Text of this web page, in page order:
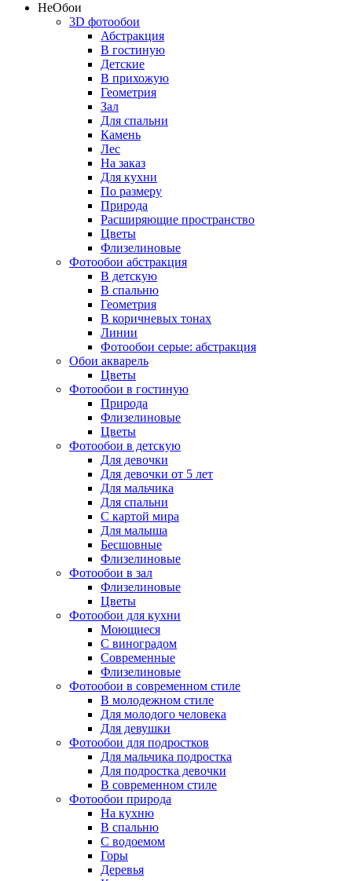
НеОбои
3D фотообои
Абстракция
В гостиную
Детские
В прихожую
Геометрия
Зал
Для спальни
Камень
Лес
На заказ
Для кухни
По размеру
Природа
Расширяющие пространство
Цветы
Флизелиновые
Фотообои абстракция
В детскую
В спальню
Геометрия
В коричневых тонах
Линии
Фотообои серые: абстракция
Обои акварель
Цветы
Фотообои в гостиную
Природа
Флизелиновые
Цветы
Фотообои в детскую
Для девочки
Для девочки от 5 лет
Для мальчика
Для спальни
С картой мира
Для малыша
Бесшовные
Флизелиновые
Фотообои в зал
Флизелиновые
Цветы
Фотообои для кухни
Моющиеся
С виноградом
Современные
Флизелиновые
Фотообои в современном стиле
В молодежном стиле
Для молодого человека
Для девушки
Фотообои для подростков
Для мальчика подростка
Для подростка девочки
В современном стиле
Фотообои природа
На кухню
В спальню
С водоемом
Горы
Деревья